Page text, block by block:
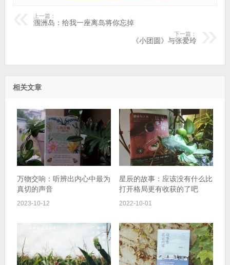
上一篇：
涠洲岛：给我一座离岛将你忘掉
下一篇：
《小团圆》与张爱玲
相关文章
万物交响：听辨出内心中最为
真切的声音
2023-10-12
星辰的故事：应该没有什么比
打开格局更有收获的了吧
2022-10-01